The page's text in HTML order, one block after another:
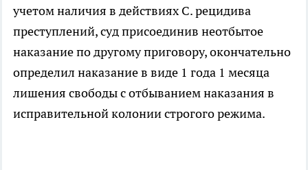
учетом наличия в действиях С. рецидива
преступлений, суд присоединив неотбытое
наказание по другому приговору, окончательно
определил наказание в виде 1 года 1 месяца
лишения свободы с отбыванием наказания в
исправительной колонии строгого режима.